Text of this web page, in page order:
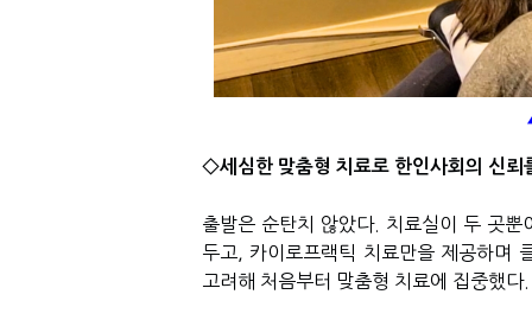
◇세심한 맞춤형 치료로 한인사회의 신뢰
출발은 순탄치 않았다. 치료실이 두 곳뿐
두고
카이로프랙틱 치료만을 제공하며
고려해 처음부터 맞춤형 치료에 집중했다.